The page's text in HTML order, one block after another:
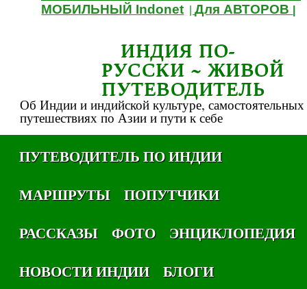
МОБИЛЬНЫЙ Indonet |Для АВТОРОВ
ИНДИЯ ПО-
РУССКИ ~ ЖИВОЙ
ПУТЕВОДИТЕЛЬ
Об Индии и индийской культуре, самостоятельных
путешествиях по Азии и пути к себе
ПУТЕВОДИТЕЛЬ ПО ИНДИИ
МАРШРУТЫ
ПОПУТЧИКИ
РАССКАЗЫ
ФОТО
ЭНЦИКЛОПЕДИЯ
НОВОСТИ ИНДИИ
БЛОГИ